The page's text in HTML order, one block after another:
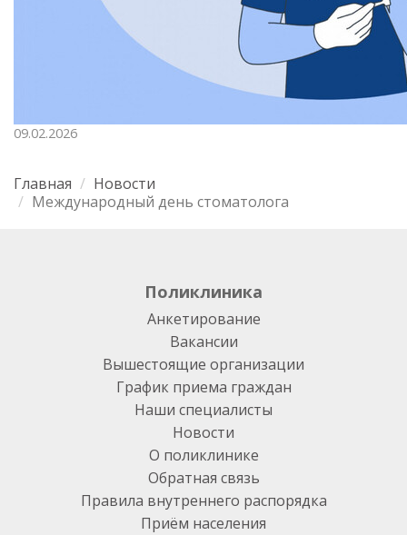
09.02.2026
Главная
Новости
Международный день стоматолога
Поликлиника
Анкетирование
Вакансии
Вышестоящие организации
График приема граждан
Наши специалисты
Новости
О поликлинике
Обратная связь
Правила внутреннего распорядка
Приём населения